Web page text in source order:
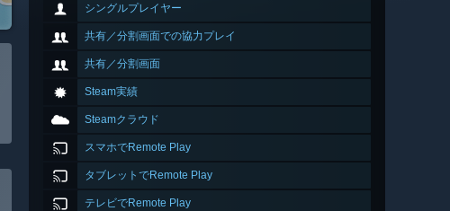
シングルプレイヤー
共有／分割画面での協力プレイ
共有／分割画面
Steam実績
Steamクラウド
スマホでRemote Play
タブレットでRemote Play
テレビでRemote Play